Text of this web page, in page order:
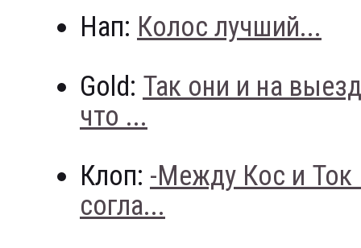
Нап: Колос лучший...
Gold: Так они и на
что ...
Клоп: -Между Кос и
согла...